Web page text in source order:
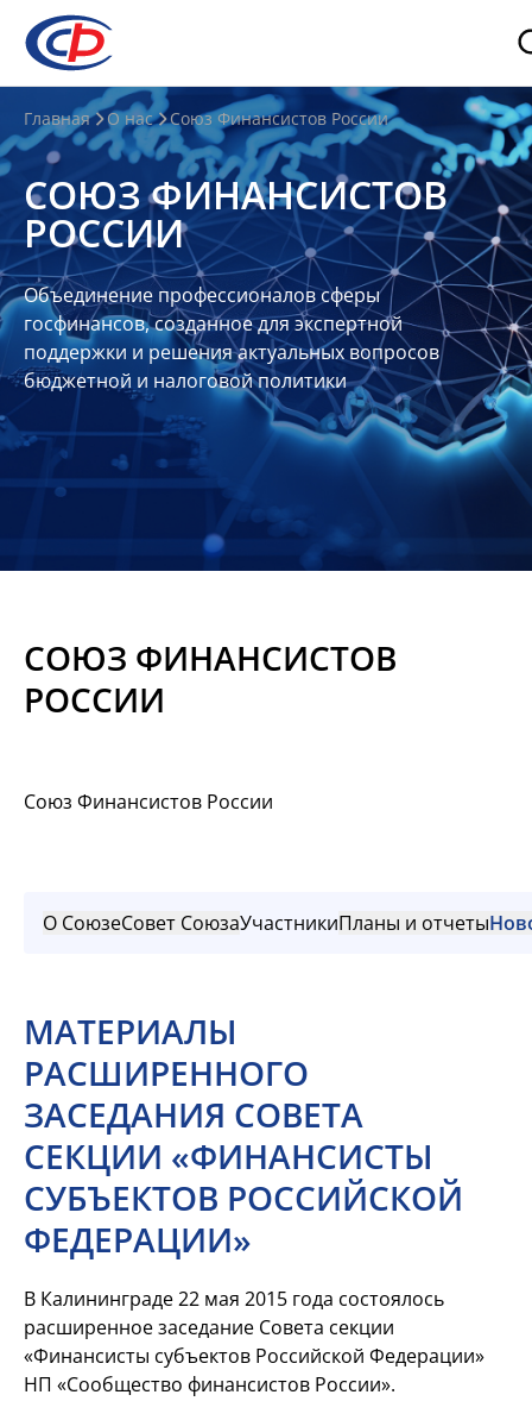
О
нас
О
СФР
Совет
Союза
Участники
Планы
отчеты
Контакты
Материалы
Главная О нас Союз Финансистов России
СОЮЗ ФИНАНСИСТОВ
РОССИИ
Объединение профессионалов сферы
госфинансов, созданное для экспертной
поддержки и решения актуальных вопросов
бюджетной и налоговой политики
СОЮЗ ФИНАНСИСТОВ
РОССИИ
Союз Финансистов России
О СоюзеСовет СоюзаУчастникиПланы и отчеты
МАТЕРИАЛЫ
РАСШИРЕННОГО
ЗАСЕДАНИЯ СОВЕТА
СЕКЦИИ «ФИНАНСИСТЫ
СУБЪЕКТОВ РОССИЙСКОЙ
ФЕДЕРАЦИИ»
В Калининграде 22 мая 2015 года состоялось
расширенное заседание Совета секции
«Финансисты субъектов Российской Федерации»
НП «Сообщество финансистов России».